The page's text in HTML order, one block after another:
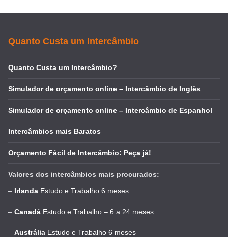
Quanto Custa um Intercâmbio
Quanto Custa um Intercâmbio?
Simulador de orçamento online – Intercâmbio de Inglês
Simulador de orçamento online – Intercâmbio de Espanhol
Intercâmbios mais Baratos
Orçamento Fácil de Intercâmbio: Peça já!
Valores dos intercâmbios mais procurados:
– Irlanda Estudo e Trabalho 6 meses
– Canadá Estudo e Trabalho – 6 a 24 meses
– Austrália Estudo e Trabalho 6 meses